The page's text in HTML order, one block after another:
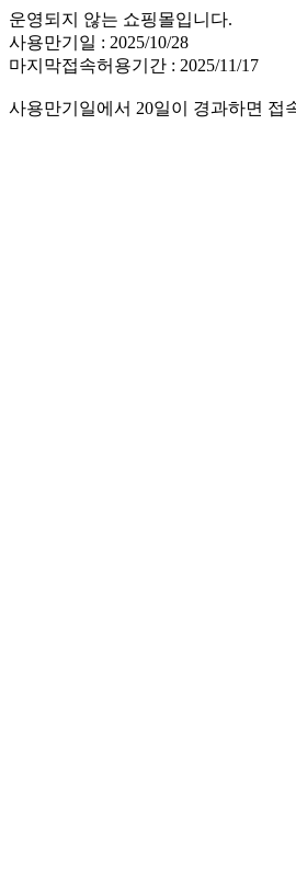
운영되지 않는 쇼핑몰입니다.
사용만기일 : 2025/10/28
마지막접속허용기간 : 2025/11/17
사용만기일에서 20일이 경과하면 접